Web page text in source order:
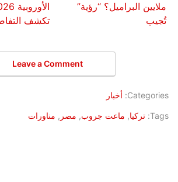
ملايين البراميل؟ “رؤية”
تُجيب
تكشف
Leave a Comment
Categories: أخبار
Tags: تركيا, ماعت جروب, مصر , مناورات